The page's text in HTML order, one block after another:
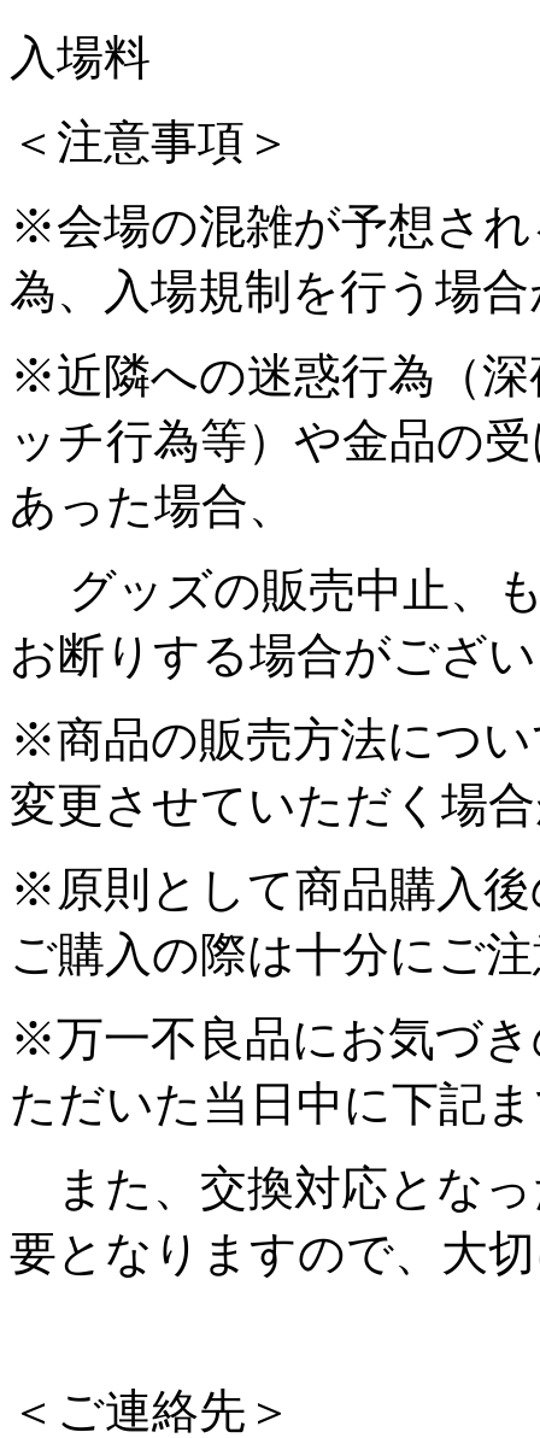
入場料
＜注意事項＞
※会場の混雑が予想さ
為、入場規制を行う場
※近隣への迷惑行為（
ッチ行為等）や金品の
あった場合、
グッズの販売中止、
お断りする場合がござ
※商品の販売方法につ
変更させていただく場
※原則として商品購入
ご購入の際は十分にご
※万一不良品にお気づ
ただいた当日中に下記
また、交換対応とな
要となりますので、大
＜ご連絡先＞